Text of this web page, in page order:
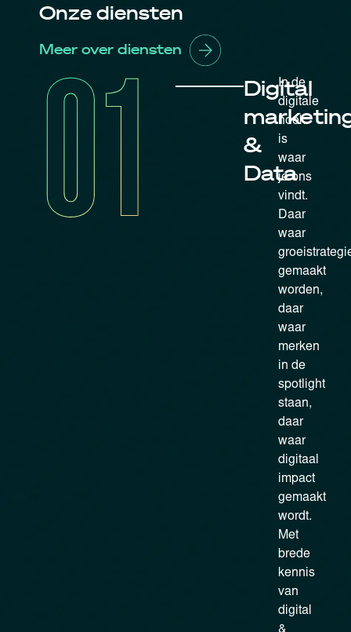
Onze diensten
Meer over diensten
01
Digital
&
Data
In de
digitale
hoek
is
waar
je ons
vindt.
Daar
waar
gemaakt
worden,
daar
waar
merken
in de
spotlight
staan,
daar
waar
digitaal
impact
gemaakt
wordt.
Met
brede
kennis
van
digital